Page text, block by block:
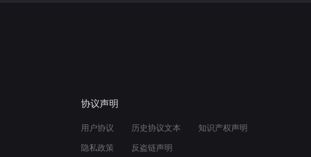
协议声明
用户协议 历史协议文本 知识产权声明
隐私政策 反盗链声明